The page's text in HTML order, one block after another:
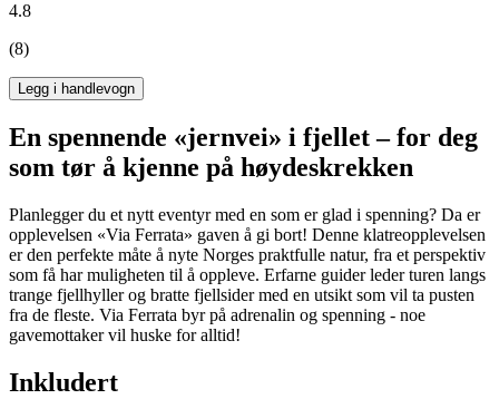
4.8
(8)
Legg i handlevogn
En spennende «jernvei» i fjellet – for deg
som tør å kjenne på høydeskrekken
Planlegger du et nytt eventyr med en som er glad i spenning? Da er
opplevelsen «Via Ferrata» gaven å gi bort! Denne klatreopplevelsen
er den perfekte måte å nyte Norges praktfulle natur, fra et perspektiv
som få har muligheten til å oppleve. Erfarne guider leder turen langs
trange fjellhyller og bratte fjellsider med en utsikt som vil ta pusten
fra de fleste. Via Ferrata byr på adrenalin og spenning - noe
gavemottaker vil huske for alltid!
Inkludert